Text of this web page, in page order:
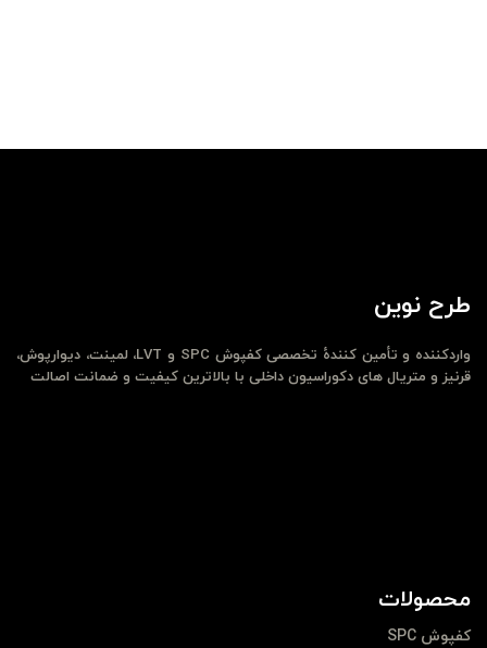
طرح نوین
واردکننده و تأمین کنندهٔ تخصصی کفپوش SPC و LVT، لمینت، دیوارپوش،
قرنیز و متریال های دکوراسیون داخلی با بالاترین کیفیت و ضمانت اصالت
محصولات
کفپوش SPC